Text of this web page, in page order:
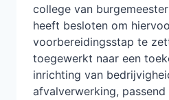
college van
heeft besloten om
voorbereidingsstap te
toegewerkt naar een
inrichting van
afvalverwerking,